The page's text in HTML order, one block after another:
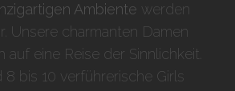
Ambiente werden
Unsere charmanten Damen
auf eine Reise der Sinnlichkeit.
8 bis 10 verführerische Girls